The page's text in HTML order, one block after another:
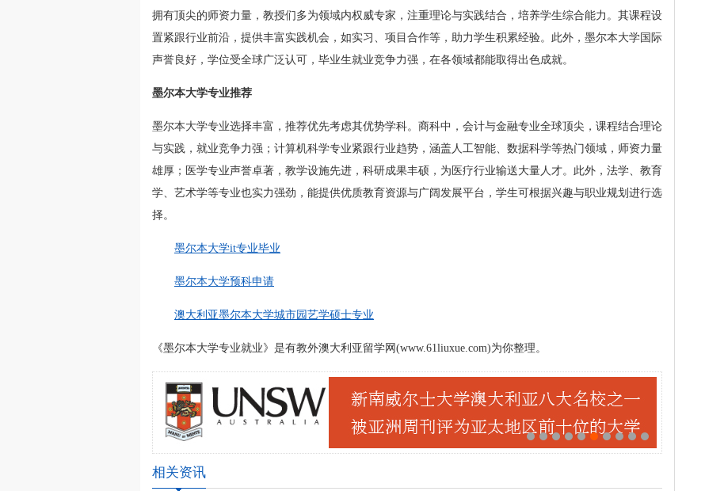
拥有顶尖的师资力量，教授们多为领域内权威专家，注重理论与实践结合，培养学生综合能力。其课程设
置紧跟行业前沿，提供丰富实践机会，如实习、项目合作等，助力学生积累经验。此外，墨尔本大学国际
声誉良好，学位受全球广泛认可，毕业生就业竞争力强，在各领域都能取得出色成就。
墨尔本大学专业推荐
墨尔本大学专业选择丰富，推荐优先考虑其优势学科。商科中，会计与金融专业全球顶尖，课程结合理论
与实践，就业竞争力强；计算机科学专业紧跟行业趋势，涵盖人工智能、数据科学等热门领域，师资力量
雄厚；医学专业声誉卓著，教学设施先进，科研成果丰硕，为医疗行业输送大量人才。此外，法学、教育
学、艺术学等专业也实力强劲，能提供优质教育资源与广阔发展平台，学生可根据兴趣与职业规划进行选
择。
墨尔本大学it专业毕业
墨尔本大学预科申请
澳大利亚墨尔本大学城市园艺学硕士专业
《墨尔本大学专业就业》是有教外澳大利亚留学网(www.61liuxue.com)为你整理。
相关资讯